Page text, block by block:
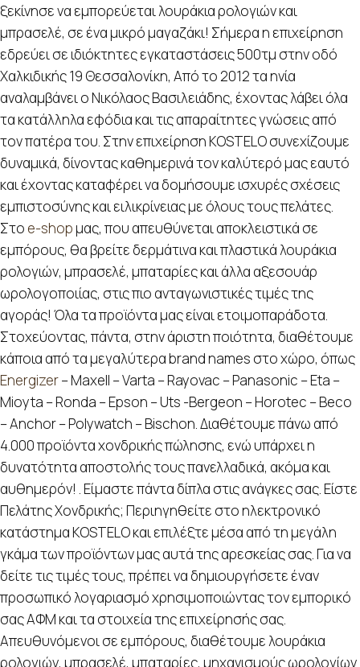
ξεκίνησε να εμπορεύεται λουράκια ρολογιών και
μπρασελέ, σε ένα μικρό μαγαζάκι! Σήμερα η επιχείρηση
εδρεύει σε ιδιόκτητες εγκαταστάσεις 500τμ στην οδό
Χαλκιδικής 19 Θεσσαλονίκη, Από το 2012 τα ηνία
αναλαμβάνει ο Νικόλαος Βασιλειάδης, έχοντας λάβει όλα
τα κατάλληλα εφόδια και τις απαραίτητες γνώσεις από
τον πατέρα του. Στην επιχείρηση KOSTELO συνεχίζουμε
δυναμικά, δίνοντας καθημερινά τον καλύτερό μας εαυτό
και έχοντας καταφέρει να δομήσουμε ισχυρές σχέσεις
εμπιστοσύνης και ειλικρίνειας με όλους τους πελάτες.
Στο e-shopμας, που απευθύνεται αποκλειστικά σε
εμπόρους, θα βρείτε δερμάτινα και πλαστικά λουράκια
ρολογιών, μπρασελέ, μπαταρίες και άλλα αξεσουάρ
ωρολογοποιίας, στις πιο ανταγωνιστικές τιμές της
αγοράς! Όλα τα προϊόντα μας είναι ετοιμοπαράδοτα.
Στοχεύοντας, πάντα, στην άριστη ποιότητα, διαθέτουμε
κάποια από τα μεγαλύτερα brand names στο χώρο, όπως
Energizer– Maxell – Varta – Rayovac – Panasonic – Eta –
Mioyta – Ronda – Epson – Uts -Bergeon – Horotec – Beco
– Anchor – Polywatch – Bischon. Διαθέτουμε πάνω από
4.000 προϊόντα χονδρικής πώλησης, ενώ υπάρχει η
δυνατότητα αποστολής τους πανελλαδικά, ακόμα και
αυθημερόν! . Είμαστε πάντα δίπλα στις ανάγκες σας. Είστε
Πελάτης Χονδρικής; Περιηγηθείτε στο ηλεκτρονικό
κατάστημα KOSTELO και επιλέξτε μέσα από τη μεγάλη
γκάμα των προϊόντων μας αυτά της αρεσκείας σας. Για να
δείτε τις τιμές τους, πρέπει να δημιουργήσετε έναν
προσωπικό λογαριασμό χρησιμοποιώντας τον εμπορικό
σας ΑΦΜ και τα στοιχεία της επιχείρησής σας.
Απευθυνόμενοι σε εμπόρους, διαθέτουμε λουράκια
ρολογιών, μπρασελέ, μπαταρίες, μηχανισμούς ωρολογίων